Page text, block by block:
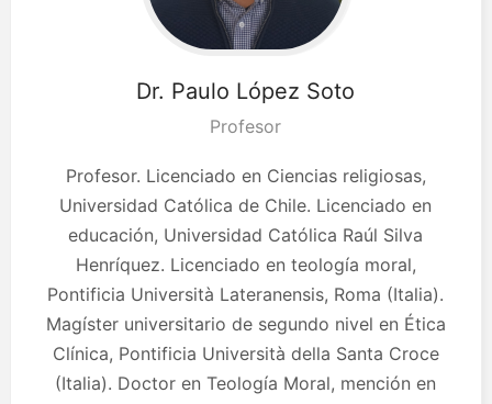
Dr. Paulo López Soto
Profesor
Profesor. Licenciado en Ciencias religiosas,
Universidad Católica de Chile. Licenciado en
educación, Universidad Católica Raúl Silva
Henríquez. Licenciado en teología moral,
Pontificia Università Lateranensis, Roma (Italia).
Magíster universitario de segundo nivel en Ética
Clínica, Pontificia Università della Santa Croce
(Italia). Doctor en Teología Moral, mención en